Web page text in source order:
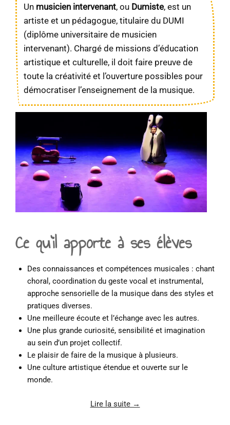
Un musicien intervenant, ou Dumiste, est un
artiste et un pédagogue, titulaire du DUMI
(diplôme universitaire de musicien
intervenant). Chargé de missions d’éducation
artistique et culturelle, il doit faire preuve de
toute la créativité et l’ouverture possibles pour
démocratiser l’enseignement de la musique.
Ce qu’il apporte à ses élèves
Des connaissances et compétences musicales : chant
choral, coordination du geste vocal et instrumental,
approche sensorielle de la musique dans des styles et
pratiques diverses.
Une meilleure écoute et l’échange avec les autres.
Une plus grande curiosité, sensibilité et imagination
au sein d’un projet collectif.
Le plaisir de faire de la musique à plusieurs.
Une culture artistique étendue et ouverte sur le
monde.
Lire la suite →